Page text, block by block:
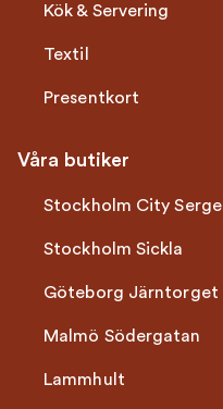
Kök & Servering
Textil
Presentkort
Våra butiker
Stockholm City Sergel
Stockholm Sickla
Göteborg Järntorget
Malmö Södergatan
Lammhult